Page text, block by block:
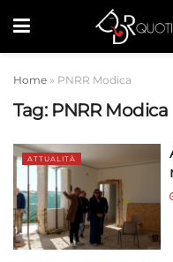
Home » PNRR Modica
Tag: PNRR Modica
ATTUALITÀ